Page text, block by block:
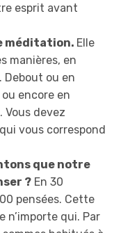
esprit avant
méditation. Elle
manières, en
ou en
encore en
devez
vous correspond
que notre
?En 30
pensées. Cette
n’importe qui. Par